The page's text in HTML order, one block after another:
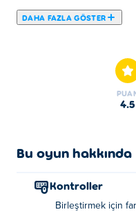
DAHA FAZLA GÖSTER
birleştirme oyunudur!
dalgalarıyla
kazanın ve bu parayı
edin. Birleşmeye,
Merge Monster
4.5
Bu oyun hakkında
Kontroller
Birleştirmek için